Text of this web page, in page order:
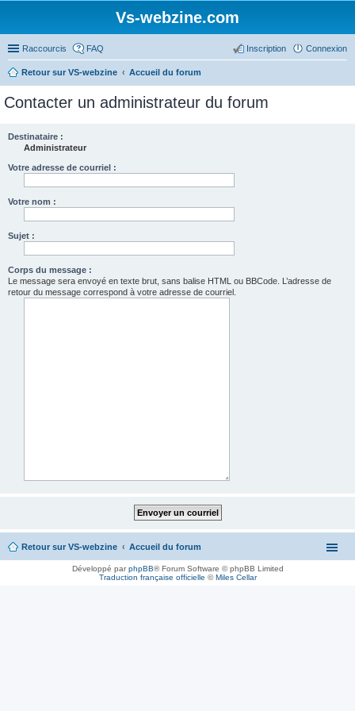
Vs-webzine.com
Raccourcis FAQ Connexion
Inscription
Retour sur VS-webzine Accueil du forum
Contacter un administrateur du forum
Destinataire :
Administrateur
Votre adresse de courriel :
Votre nom :
Sujet :
Corps du message :
Le message sera envoyé en texte brut, sans balise HTML ou BBCode. L’adresse de
retour du message correspond à votre adresse de courriel.
Retour sur VS-webzine Accueil du forum
Développé parphpBB® Forum Software © phpBB Limited
Traduction française officielle ©Miles Cellar